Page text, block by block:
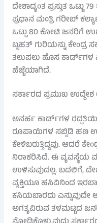
ದೇಶಾದ್ಯಂತ ಪ್ರಸ್ತುತ
ಪ್ರಧಾನ ಮಂತ್ರಿ ಗರೀಬ್
ಒಟ್ಟು 80 ಕೋಟಿ ಜನರಿಗೆ
ಬೃಹತ್ ಗುರಿಯನ್ನು ಕೇಂದ್ರ
ತಲುಪಲು ಹೊಸ ಕಾರ್ಡ್‌ಗಳ
ಹೆಜ್ಜೆಯಾಗಿದೆ.
ಸರ್ಕಾರದ ಪ್ರಮುಖ
ಅನರ್ಹ ಕಾರ್ಡ್‌ಗಳ
ರೂಪಾಯಿಗಳ ಸಬ್ಸಿಡಿ ಹಣ
ಕೇಳಿಬರುತ್ತಿದ್ದವು. ಆದರೆ
ನಿರಾಕರಿಸಿದೆ. ಈ ವ್ಯವಸ್ಥೆಯ
ಉಳಿಸುವುದಲ್ಲ. ಬದಲಿಗೆ,
ವ್ಯಕ್ತಿಯೂ ಹಸಿವಿನಿಂದ
ಕಸಿಯಬಾರದು ಎನ್ನುವುದೇ
ಅಗತ್ಯವಿರುವ ತಳಮಟ್ಟದ